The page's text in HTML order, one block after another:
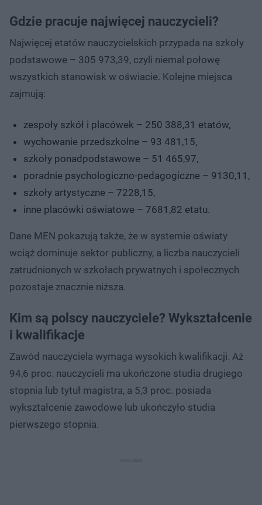
Gdzie pracuje najwięcej nauczycieli?
Najwięcej etatów nauczycielskich przypada na szkoły
podstawowe – 305 973,39, czyli niemal połowę
wszystkich stanowisk w oświacie. Kolejne miejsca
zajmują:
zespoły szkół i placówek – 250 388,31 etatów,
wychowanie przedszkolne – 93 481,15,
szkoły ponadpodstawowe – 51 465,97,
poradnie psychologiczno-pedagogiczne – 9130,11,
szkoły artystyczne – 7228,15,
inne placówki oświatowe – 7681,82 etatu.
Dane MEN pokazują także, że w systemie oświaty
wciąż dominuje sektor publiczny, a liczba nauczycieli
zatrudnionych w szkołach prywatnych i społecznych
pozostaje znacznie niższa.
Kim są polscy nauczyciele? Wykształcenie
i kwalifikacje
Zawód nauczyciela wymaga wysokich kwalifikacji. Aż
94,6 proc. nauczycieli ma ukończone studia drugiego
stopnia lub tytuł magistra, a 5,3 proc. posiada
wykształcenie zawodowe lub ukończyło studia
pierwszego stopnia.